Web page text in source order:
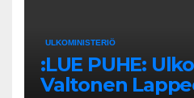
ULKOMINISTERIÖ
:LUE PUHE:
Valtonen